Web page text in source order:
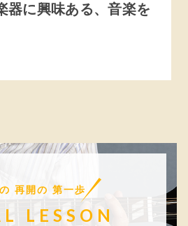
器に興味ある、音楽を
再開の 第一歩
LESSON